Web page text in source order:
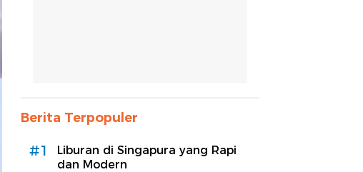
Berita Terpopuler
#1
Liburan di Singapura yang Rapi
dan Modern